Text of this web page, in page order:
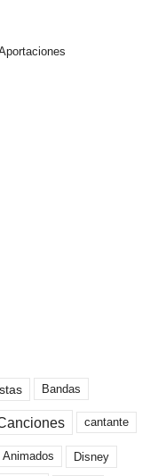
Bandas
cantante
Animados Disney